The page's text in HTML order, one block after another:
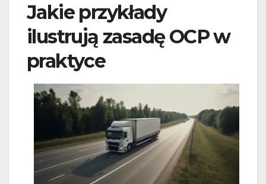
Jakie przykłady
ilustrują zasadę OCP w
praktyce